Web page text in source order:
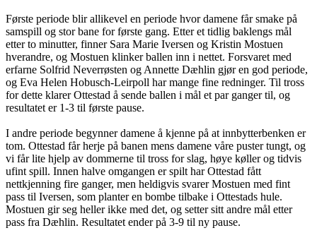
Første periode blir allikevel en periode hvor damene får smake på
samspill og stor bane for første gang. Etter et tidlig baklengs mål
etter to minutter, finner Sara Marie Iversen og Kristin Mostuen
hverandre, og Mostuen klinker ballen inn i nettet. Forsvaret med
erfarne Solfrid Neverrøsten og Annette Dæhlin gjør en god periode,
og Eva Helen Hobusch-Leirpoll har mange fine redninger. Til tross
for dette klarer Ottestad å sende ballen i mål et par ganger til, og
resultatet er 1-3 til første pause.
I andre periode begynner damene å kjenne på at innbytterbenken er
tom. Ottestad får herje på banen mens damene våre puster tungt, og
vi får lite hjelp av dommerne til tross for slag, høye køller og tidvis
ufint spill. Innen halve omgangen er spilt har Ottestad fått
nettkjenning fire ganger, men heldigvis svarer Mostuen med fint
pass til Iversen, som planter en bombe tilbake i Ottestads hule.
Mostuen gir seg heller ikke med det, og setter sitt andre mål etter
pass fra Dæhlin. Resultatet ender på 3-9 til ny pause.